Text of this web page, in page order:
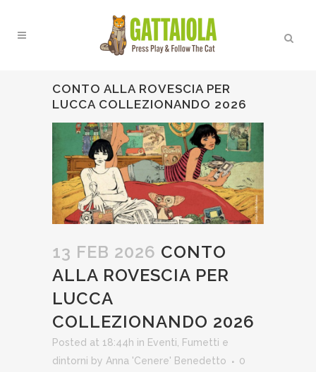
CONTO ALLA ROVESCIA PER
LUCCA COLLEZIONANDO 2026
13 FEB 2026 CONTO
ALLA ROVESCIA PER
LUCCA
COLLEZIONANDO 2026
Posted at 18:44h in Eventi
Fumetti e
dintorni by Anna 'Cenere' Benedetto
0